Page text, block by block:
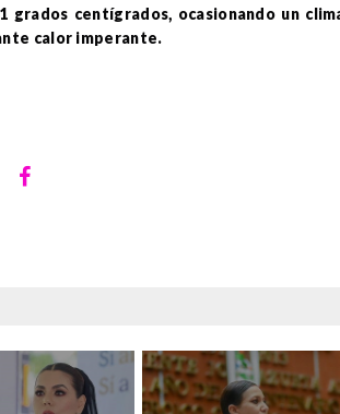
grados centígrados, ocasionando un
calor imperante.